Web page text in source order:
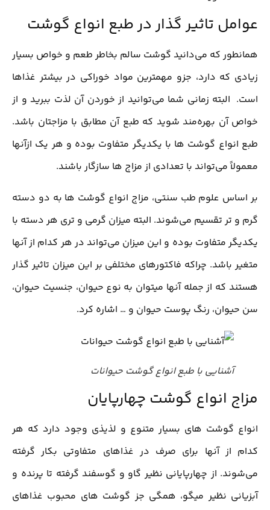
عوامل تاثیر گذار در طبع انواع گوشت
همانطور که می‌دانید گوشت سالم بخاطر طعم و خواص بسیار
زیادی که دارد، جزو مهمترین مواد خوراکی در بیشتر غذاها
است. البته زمانی شما می‌توانید از خوردن آن لذت ببرید و از
خواص آن بهره‌مند شوید که طبع آن مطابق با مزاجتان باشد.
طبع انواع گوشت ها با یکدیگر متفاوت بوده و هر یک ازآنها
معمولاً می‌تواند با تعدادی از مزاج ها سازگار باشند.
بر اساس علوم طب سنتی، مزاج انواع گوشت ها به دو دسته
گرم و تر تقسیم می‌شوند. البته میزان گرمی و تری هر دسته با
یکدیگر متفاوت بوده و این میزان می‌تواند در هر کدام از آنها
متغیر باشد. چراکه فاکتورهای مختلفی بر این میزان تاثیر گذار
هستند که از جمله آنها میتوان به نوع حیوان، جنسیت حیوان،
سن حیوان، رنگ پوست حیوان و … اشاره کرد.
آشنایی با طبع انواع گوشت حیوانات
مزاج انواع گوشت چهارپایان
انواع گوشت های بسیار متنوع و لذیذی وجود دارد که هر
کدام از آنها برای صرف در غذاهای متفاوتی بکار گرفته
می‌شوند. از چهارپایانی نظیر گاو و گوسفند گرفته تا پرنده و
آبزیانی نظیر میگو، همگی جز گوشت های محبوب غذاهای